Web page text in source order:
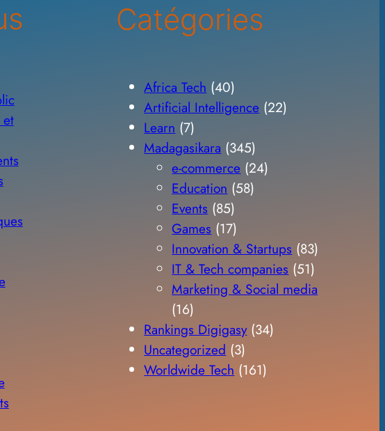
Catégories
Africa Tech (40)
Artificial Intelligence (22)
Learn (7)
Madagasikara (345)
e-commerce (24)
Education (58)
Events (85)
Games (17)
Innovation & Startups (83)
IT & Tech companies (51)
Marketing & Social media
(16)
Rankings Digigasy(34)
Uncategorized (3)
Worldwide Tech (161)